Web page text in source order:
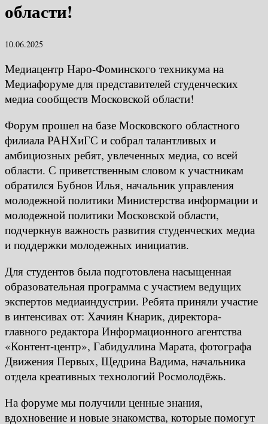
области!
10.06.2025
Медиацентр Наро-Фоминского техникума на
Медиафоруме для представителей студенческих
медиа сообществ Московской области!
Форум прошел на базе Московского областного
филиала РАНХиГС и собрал талантливых и
амбициозных ребят, увлеченных медиа, со всей
области. С приветственным словом к участникам
обратился Бубнов Илья, начальник управления
молодежной политики Министерства информации и
молодежной политики Московской области,
подчеркнув важность развития студенческих медиа
и поддержки молодежных инициатив.
Для студентов была подготовлена насыщенная
образовательная программа с участием ведущих
экспертов медиаиндустрии. Ребята приняли участие
в интенсивах от: Хачиян Кнарик, директора-
главного редактора Информационного агентства
«Контент-центр», Габидуллина Марата, фотографа
Движения Первых, Щедрина Вадима, начальника
отдела креативных технологий Росмолодёжь.
На форуме мы получили ценные знания,
вдохновение и новые знакомства, которые помогут